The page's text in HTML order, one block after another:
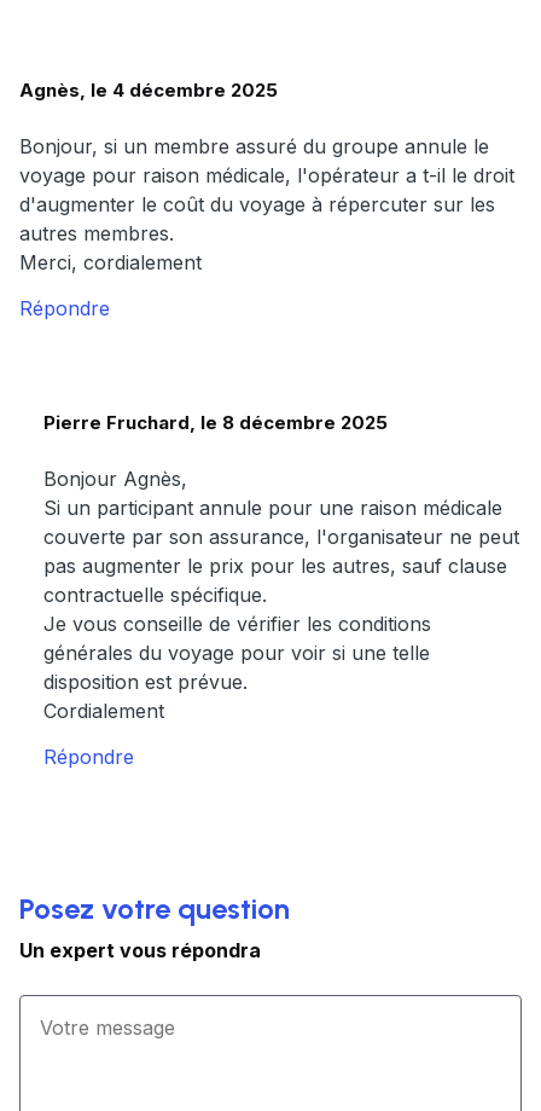
Agnès, le 4 décembre 2025
Bonjour, si un membre assuré du groupe annule le
voyage pour raison médicale, l'opérateur a t-il le droit
d'augmenter le coût du voyage à répercuter sur les
autres membres.
Merci, cordialement
Répondre
Pierre Fruchard, le 8 décembre 2025
Bonjour Agnès,
Si un participant annule pour une raison médicale
couverte par son assurance, l'organisateur ne peut
pas augmenter le prix pour les autres, sauf clause
contractuelle spécifique.
Je vous conseille de vérifier les conditions
générales du voyage pour voir si une telle
disposition est prévue.
Cordialement
Répondre
Posez votre question
Un expert vous répondra